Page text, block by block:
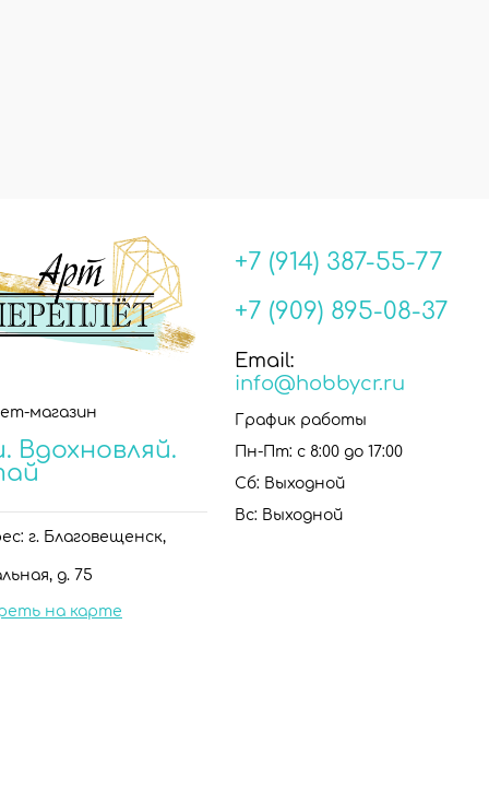
магазин
Вдохновляй.
г. Благовещенск,
д. 75
на карте
+7 (914) 387-55-77
+7 (909) 895-08-37
Email:
info@hobbycr.ru
График работы
Пн-Пт: с 8:00 до 17:00
Сб: Выходной
Вс: Выходной